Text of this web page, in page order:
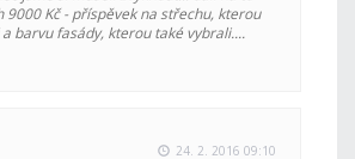
9000 Kč - příspěvek na střechu, kterou
barvu fasády, kterou také vybrali....
24. 2. 2016 09:10